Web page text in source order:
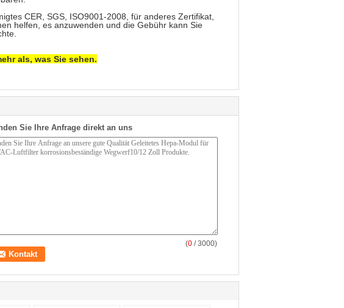
CER, SGS, ISO9001-2008, für anderes Zertifikat,
helfen, es anzuwenden und die Gebühr kann Sie
als, was Sie sehen.
Sie Ihre Anfrage direkt an uns
(0 / 3000)